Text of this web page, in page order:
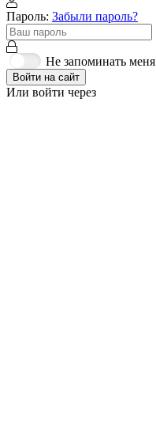
Пароль: Забыли пароль?
Не запоминать меня
Войти на сайт
Или войти через